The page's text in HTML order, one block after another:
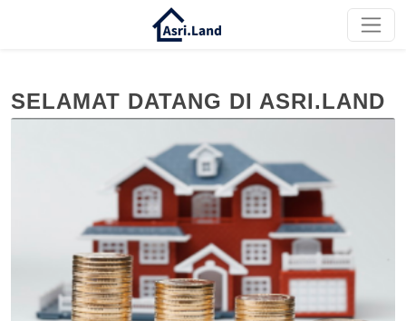
SELAMAT DATANG DI ASRI.LAND